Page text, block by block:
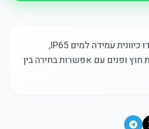
מנורת קיר LED דו כיוונית עמידה למים IP65,
ופנים עם אפשרות בחירה בין